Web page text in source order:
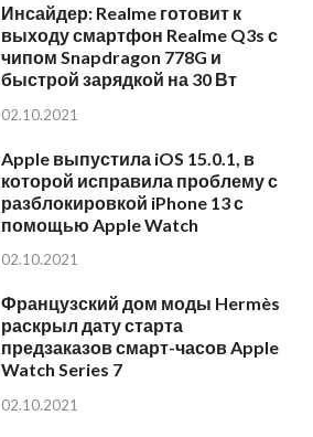
Инсайдер: Realme готовит к
выходу смартфон Realme Q3s с
чипом Snapdragon 778G и
быстрой зарядкой на 30 Вт
02.10.2021
Apple выпустила iOS 15.0.1, в
которой исправила проблему с
разблокировкой iPhone 13 с
помощью Apple Watch
02.10.2021
Французский дом моды Hermès
раскрыл дату старта
предзаказов смарт-часов Apple
Watch Series 7
02.10.2021